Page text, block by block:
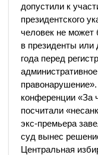
допустили к
президентского
человек не может
в президенты или
года перед
конференции «За
посчитали
экс-премьера
суд вынес
Центральная